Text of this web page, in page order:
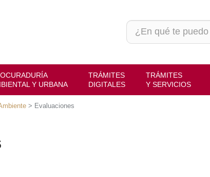
Y URBANA
TRÁMITES
DIGITALES
TRÁMITES
Y SERVICIOS
> Evaluaciones